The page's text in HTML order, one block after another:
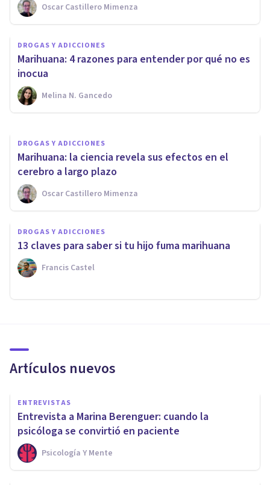
Oscar Castillero Mimenza
DROGAS Y ADICCIONES
Marihuana: 4 razones para entender por qué no es
inocua
Melina N. Gancedo
DROGAS Y ADICCIONES
La legalización de la
marihuana en México y sus
efectos
Oscar Castillero Mimenza
DROGAS Y ADICCIONES
Marihuana: la ciencia revela sus efectos en el
cerebro a largo plazo
Oscar Castillero Mimenza
DROGAS Y ADICCIONES
13 claves para saber si tu hijo fuma marihuana
Francis Castel
Artículos nuevos
ENTREVISTAS
Entrevista a Marina Berenguer: cuando la
psicóloga se convirtió en paciente
Psicología Y Mente